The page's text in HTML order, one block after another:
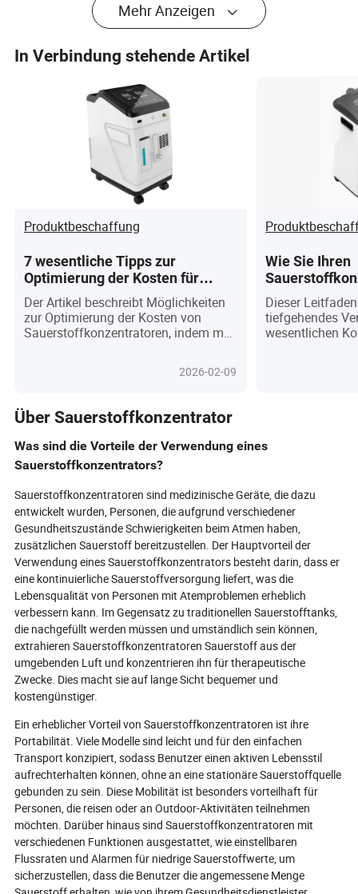
Mehr Anzeigen
In Verbindung stehende Artikel
Produktbeschaffung
7 wesentliche Tipps zur
Optimierung der Kosten für
Sauerstoffkonzentratoren bei
gleichzeitiger Erfüllung der
Benutzerbedürfnisse
Der Artikel beschreibt Möglichkeiten
zur Optimierung der Kosten von
Sauerstoffkonzentratoren, indem man
innovative Fertigungstechniken2026-02-09
Wie Sie Ihren
Ein
Erfüllung der
Dieser
tiefgehendes
wesentlichen
darüber
gewährleisten.
Wartung
Lebensdauer
sondern stellt
Wirksamkeit
die Benutzer
Über Sauerstoffkonzentrator
Was sind die Vorteile der Verwendung eines
Sauerstoffkonzentrators?
Sauerstoffkonzentratoren sind medizinische Geräte, die dazu
entwickelt wurden, Personen, die aufgrund verschiedener
Gesundheitszustände Schwierigkeiten beim Atmen haben,
zusätzlichen Sauerstoff bereitzustellen. Der Hauptvorteil der
Verwendung eines Sauerstoffkonzentrators besteht darin, dass er
eine kontinuierliche Sauerstoffversorgung liefert, was die
Lebensqualität von Personen mit Atemproblemen erheblich
verbessern kann. Im Gegensatz zu traditionellen Sauerstofftanks,
die nachgefüllt werden müssen und umständlich sein können,
extrahieren Sauerstoffkonzentratoren Sauerstoff aus der
umgebenden Luft und konzentrieren ihn für therapeutische
Zwecke. Dies macht sie auf lange Sicht bequemer und
kostengünstiger.
Ein erheblicher Vorteil von Sauerstoffkonzentratoren ist ihre
Portabilität. Viele Modelle sind leicht und für den einfachen
Transport konzipiert, sodass Benutzer einen aktiven Lebensstil
aufrechterhalten können, ohne an eine stationäre Sauerstoffquelle
gebunden zu sein. Diese Mobilität ist besonders vorteilhaft für
Personen, die reisen oder an Outdoor-Aktivitäten teilnehmen
möchten. Darüber hinaus sind Sauerstoffkonzentratoren mit
verschiedenen Funktionen ausgestattet, wie einstellbaren
Flussraten und Alarmen für niedrige Sauerstoffwerte, um
sicherzustellen, dass die Benutzer die angemessene Menge